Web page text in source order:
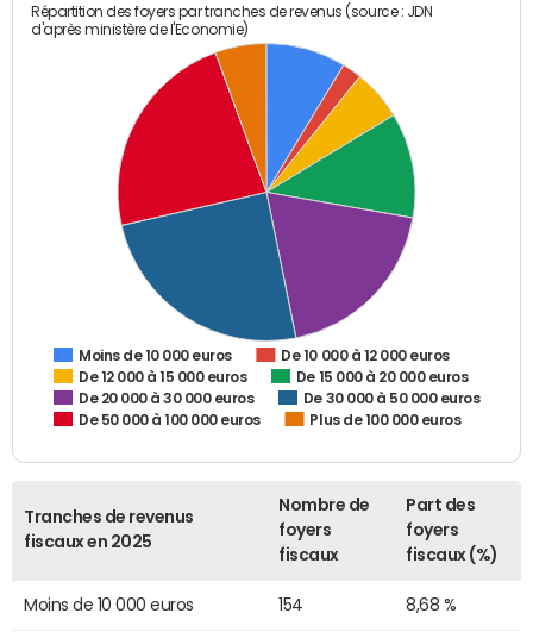
Répartition des foyers par tranches de revenus (source : JDN
d'après ministère de l'Economie)
Moins de 10 000 euros
De 10 000 à 12 000 euros
De 12 000 à 15 000 euros
De 15 000 à 20 000 euros
De 20 000 à 30 000 euros
De 30 000 à 50 000 euros
De 50 000 à 100 000 euros
Plus de 100 000 euros
Tranches de revenus
fiscaux en 2025
Nombre de
foyers
fiscaux
Part des
foyers
fiscaux (%)
Moins de 10 000 euros 154 8,68 %